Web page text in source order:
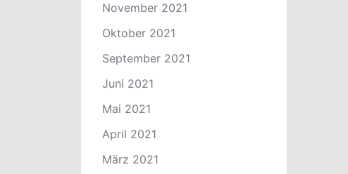
November 2021
Oktober 2021
September 2021
Juni 2021
Mai 2021
April 2021
März 2021